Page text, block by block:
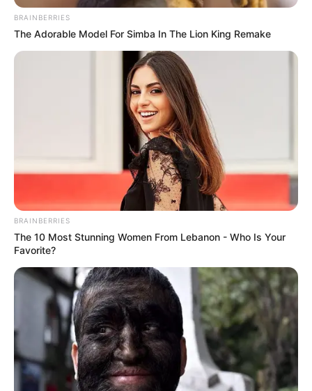
Why this ordinary drink is the secret to feeling
How Does "Darkest Hour" Spotted Secrets That No
One Knew?
BRAINBERRIES
BRAINBERRIES
The Adorable Model For Simba In The Lion King Remake
BRAINBERRIES
The 10 Most Stunning Women From Lebanon - Who Is Your
Favorite?